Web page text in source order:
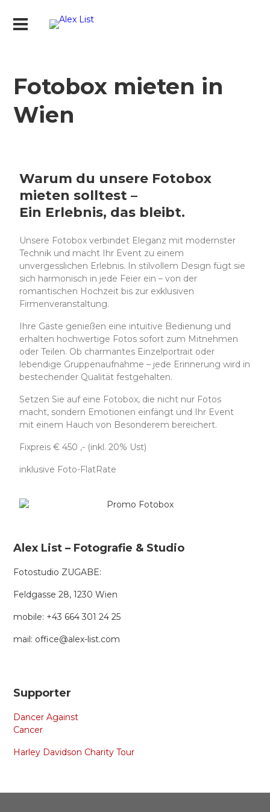
Fotobox mieten in
Wien
Warum du unsere Fotobox
mieten solltest –
Ein Erlebnis, das bleibt.
Unsere Fotobox verbindet Eleganz mit modernster
Technik und macht Ihr Event zu einem
unvergesslichen Erlebnis. In stilvollem Design fügt sie
sich harmonisch in jede Feier ein – von der
romantischen Hochzeit bis zur exklusiven
Firmenveranstaltung.
Ihre Gäste genießen eine intuitive Bedienung und
erhalten hochwertige Fotos sofort zum Mitnehmen
oder Teilen. Ob charmantes Einzelportrait oder
lebendige Gruppenaufnahme – jede Erinnerung wird in
bestechender Qualität festgehalten.
Setzen Sie auf eine Fotobox, die nicht nur Fotos
macht, sondern Emotionen einfängt und Ihr Event
mit einem Hauch von Besonderem bereichert.
Fixpreis € 450 ,- (inkl. 20% Ust)
inklusive Foto-FlatRate
Alex List – Fotografie & Studio
Fotostudio ZUGABE:
Feldgasse 28, 1230 Wien
mobile: +43 664 301 24 25
mail: office@alex-list.com
Supporter
Dancer Against
Cancer
Harley Davidson Charity Tour